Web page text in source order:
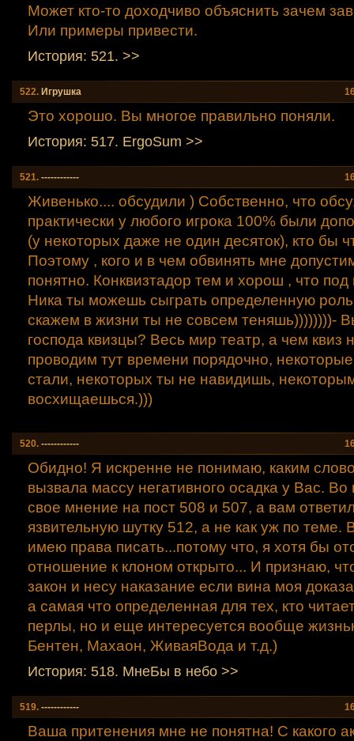
Может кто-то доходчиво объяснить зачем
Или примеры привести.
История: 521. >>
522. Игрушкa
Это хорошо. Вы многое правильно поняли.
История: 517. ErgoSum >>
521. ------------
Живенько.... обсудили ) Собственно, что
практически у любого игрока 100% были
(у некоторых даже не один десяток), кто бы
Поэтому , кого и в чем обвинять мне
понятно. Конквизтадор тем и хорош , что под
Ника ты можешь сыграть определенную
скажем в жизни ты не совсем теняшь))))))))-
господа квизцы? Весь мир театр, а чем квиз
проводим тут времени порядочно,
стали, некоторых ты не навидишь,
восхищаешься.)))
520. ------------
Обидно! Я искренне не понимаю, каким
вызвала массу негативного осадка у Вас.
свое мнение на пост 508 и 507, а вам
язвительную шутку 512, а не как уж по теме.
имею права писать...потому что, я хотя бы
отношение к клоном открыто... И признаю,
закон и несу наказание если вина моя
а самая что определенная для тех, кто
перлы, но и еще интересуется вообще
Бентен, Махаон, ЖиваяВода и т.д.)
История: 518. МнеБы в небо >>
519. ------------
Ваша притенения мне не понятна! С какого